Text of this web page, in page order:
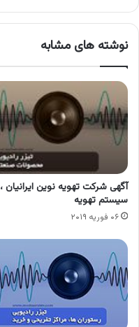
نوشته های مشابه
آگهی شرکت تهویه نوین ایرانیان ،
سیستم تهویه
۰۶ فوریه ۲۰۱۹